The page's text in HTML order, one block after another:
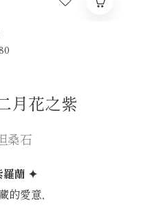
月花之紫
桑石
羅蘭 ✦
的愛意，